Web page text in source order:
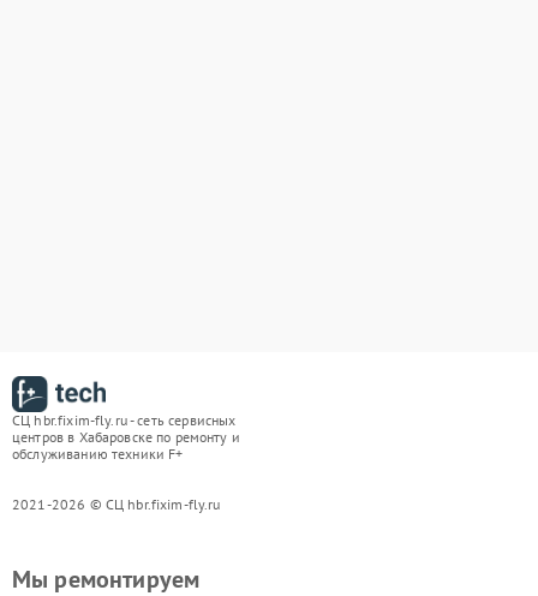
СЦ hbr.fixim-fly.ru - сеть сервисных
центров в Хабаровске по ремонту и
обслуживанию техники F+
2021-2026 © СЦ hbr.fixim-fly.ru
Мы ремонтируем